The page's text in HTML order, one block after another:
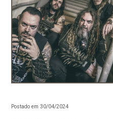
Postado em 30/04/2024